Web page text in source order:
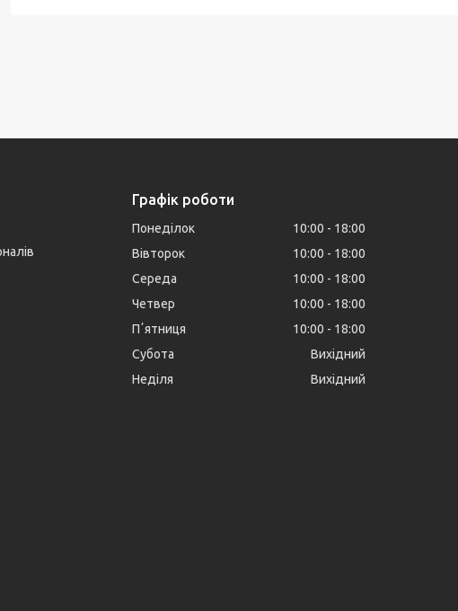
Графік роботи
Понеділок 10:00
18:00
Вівторок
10:00
18:00
Середа
10:00
18:00
Четвер
10:00
18:00
Пʼятниця
10:00
18:00
Субота
Вихідний
Неділя
Вихідний